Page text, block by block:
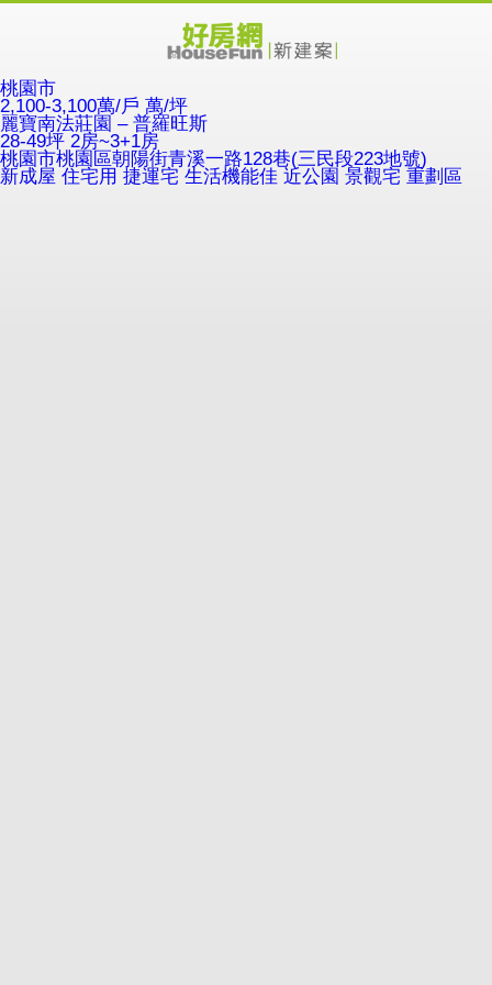
桃園市
2,100-3,100萬/戶 萬/坪
麗寶南法莊園 – 普羅旺斯
28-49坪 2房~3+1房
桃園市桃園區朝陽街青溪一路128巷(三民段223地號)
新成屋 住宅用 捷運宅 生活機能佳 近公園 景觀宅 重劃區